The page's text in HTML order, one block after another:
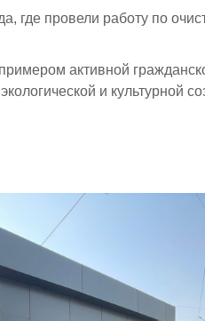
где провели работу по
активной
и культурной